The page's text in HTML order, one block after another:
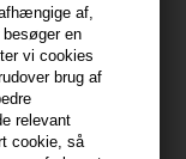
af,
en
vi cookies
brug af
relevant
cookie, så